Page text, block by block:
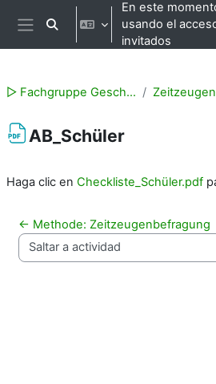
Salta al contenido principal
Panel lateral
Selector de búsqueda de
En este
usando el
invitados
▻ Fachgruppe Geschichte
AB_Schüler
Haga clic en Checkliste_Schüler.pdf
← Methode: Zeitzeugenbefragung
Saltar a actividad